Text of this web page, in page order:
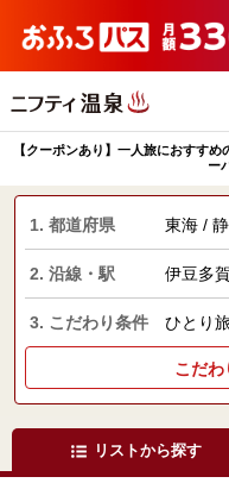
【クーポンあり】一人旅におすす
ー
1. 都道府県 東海 /
2. 沿線・駅 伊豆多
3. こだわり条件 ひとり
こだわ
リストから探す